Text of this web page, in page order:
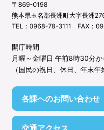
〒869-0198
熊本県玉名郡長洲町大字長洲
TEL：0968-78-3111 FAX：
開庁時間
月曜～金曜日 午前8時30分
（国民の祝日、休日、年末年
各課へのお問い合わせ
交通アクセス